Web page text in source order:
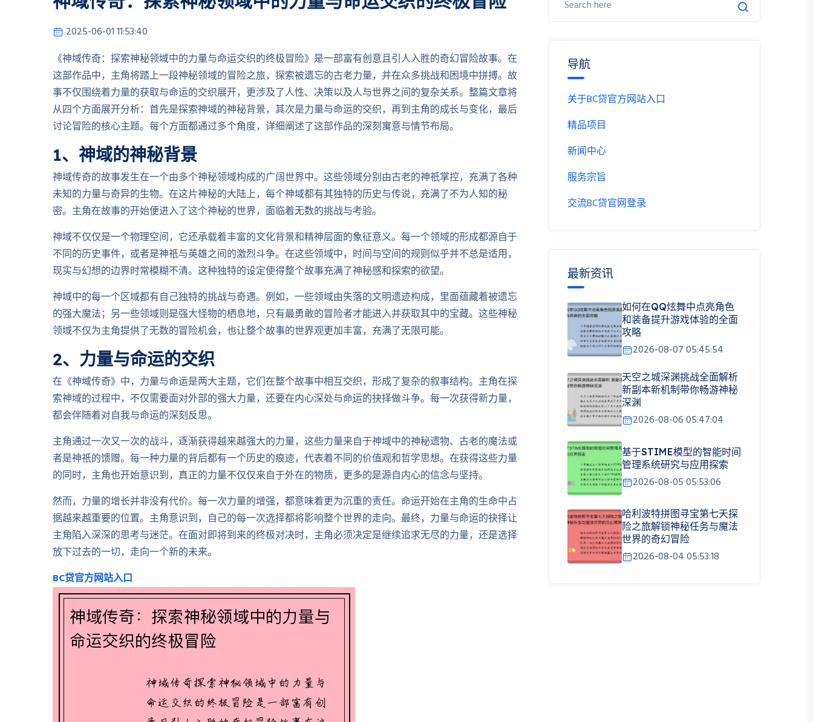
2025-06-01 11:53:40
《神域传奇：探索神秘领域中的力量与命运交织的终极冒险》是一部富有创意且引人入胜的奇幻冒险故事。在
这部作品中，主角将踏上一段神秘领域的冒险之旅，探索被遗忘的古老力量，并在众多挑战和困境中拼搏。故
事不仅围绕着力量的获取与命运的交织展开，更涉及了人性、决策以及人与世界之间的复杂关系。整篇文章将
从四个方面展开分析：首先是探索神域的神秘背景，其次是力量与命运的交织，再到主角的成长与变化，最后
讨论冒险的核心主题。每个方面都通过多个角度，详细阐述了这部作品的深刻寓意与情节布局。
1、神域的神秘背景
神域传奇的故事发生在一个由多个神秘领域构成的广阔世界中。这些领域分别由古老的神祇掌控，充满了各种
未知的力量与奇异的生物。在这片神秘的大陆上，每个神域都有其独特的历史与传说，充满了不为人知的秘
密。主角在故事的开始便进入了这个神秘的世界，面临着无数的挑战与考验。
神域不仅仅是一个物理空间，它还承载着丰富的文化背景和精神层面的象征意义。每一个领域的形成都源自于
不同的历史事件，或者是神祇与英雄之间的激烈斗争。在这些领域中，时间与空间的规则似乎并不总是适用，
现实与幻想的边界时常模糊不清。这种独特的设定使得整个故事充满了神秘感和探索的欲望。
神域中的每一个区域都有自己独特的挑战与奇遇。例如，一些领域由失落的文明遗迹构成，里面蕴藏着被遗忘
的强大魔法；另一些领域则是强大怪物的栖息地，只有最勇敢的冒险者才能进入并获取其中的宝藏。这些神秘
领域不仅为主角提供了无数的冒险机会，也让整个故事的世界观更加丰富，充满了无限可能。
2、力量与命运的交织
在《神域传奇》中，力量与命运是两大主题，它们在整个故事中相互交织，形成了复杂的叙事结构。主角在探
索神域的过程中，不仅需要面对外部的强大力量，还要在内心深处与命运的抉择做斗争。每一次获得新力量，
都会伴随着对自我与命运的深刻反思。
主角通过一次又一次的战斗，逐渐获得越来越强大的力量，这些力量来自于神域中的神秘遗物、古老的魔法或
者是神祇的馈赠。每一种力量的背后都有一个历史的痕迹，代表着不同的价值观和哲学思想。在获得这些力量
的同时，主角也开始意识到，真正的力量不仅仅来自于外在的物质，更多的是源自内心的信念与坚持。
然而，力量的增长并非没有代价。每一次力量的增强，都意味着更为沉重的责任。命运开始在主角的生命中占
据越来越重要的位置。主角意识到，自己的每一次选择都将影响整个世界的走向。最终，力量与命运的抉择让
主角陷入深深的思考与迷茫。在面对即将到来的终极对决时，主角必须决定是继续追求无尽的力量，还是选择
放下过去的一切，走向一个新的未来。
BC贷官方网站入口
导航
关于BC贷官方网站入口
精品项目
新闻中心
服务宗旨
交流BC贷官网登录
最新资讯
如何在QQ炫舞中点亮角色
和装备提升游戏体验的全面
攻略
2026-08-07 05:45:54
天空之城深渊挑战全面解析
新副本新机制带你畅游神秘
深渊
2026-08-06 05:47:04
基于STIME模型的智能时间
管理系统研究与应用探索
2026-08-05 05:53:06
哈利波特拼图寻宝第七天探
险之旅解锁神秘任务与魔法
世界的奇幻冒险
2026-08-04 05:53:18